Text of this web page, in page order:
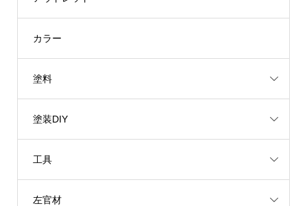
カラー
塗料
塗装DIY
工具
左官材